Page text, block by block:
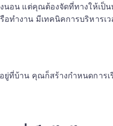
นอน แต่คุณต้องจัดที่ทางให้เป็
ทำงาน มีเทคนิคการบริหารเ
ยู่ที่บ้าน คุณก็สร้างกำหนดการ